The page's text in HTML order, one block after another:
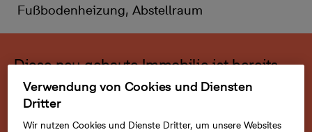
Fußbodenheizung, Abstellraum
Diese neu gebaute Immobilie ist bereits
verkauft.
Verwendung von Cookies und Diensten
Dritter
Wir nutzen Cookies und Dienste Dritter, um unsere Websites